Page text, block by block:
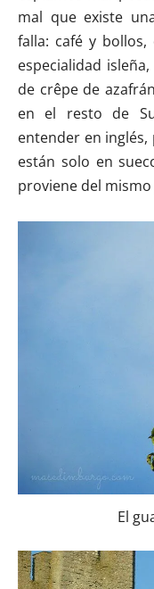
mal que existe
falla: café y
especialidad isleña,
de crêpe de
en el resto de
entender en
están solo en
proviene del mismo
El